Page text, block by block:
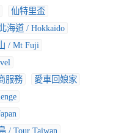
仙特里盃
海道 / Hokkaido
/ Mt Fuji
服務
愛車回娘家
/ Tour Taiwan